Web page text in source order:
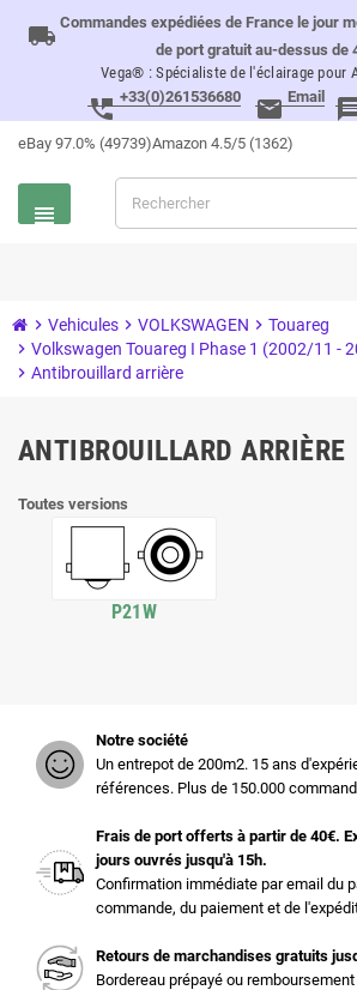
local_shipping Commandes expédiées de France le jour
de port gratuit au-dessus de
Vega® : Spécialiste de l'éclairage pour
perm_phone_msg +33(0)261536680 email Email
eBay 97.0% (49739)Amazon 4.5/5 (1362)
view_headline
chevron_right Vehicules chevron_right VOLKSWAGEN chevron_right Touareg
chevron_right Volkswagen Touareg I Phase 1 (2002/11 -
chevron_right Antibrouillard arrière
ANTIBROUILLARD ARRIÈRE
Toutes versions
P21W
Notre société
Un entrepot de 200m2. 15 ans
références. Plus de 150.000
Frais de port offerts à partir de 40€.
jours ouvrés jusqu'à 15h.
Confirmation immédiate par email du
commande, du paiement et de
Retours de marchandises gratuits
Bordereau prépayé ou